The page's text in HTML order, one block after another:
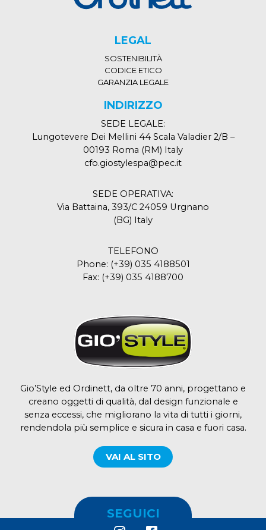
LEGAL
SOSTENIBILITÀ
CODICE ETICO
GARANZIA LEGALE
INDIRIZZO
SEDE LEGALE:
Lungotevere Dei Mellini 44 Scala Valadier 2/B –
00193 Roma (RM) Italy
cfo.giostylespa@pec.it
SEDE OPERATIVA:
Via Battaina, 393/C 24059 Urgnano
(BG) Italy
TELEFONO
Phone: (+39) 035 4188501
Fax: (+39) 035 4188700
Gio’Style ed Ordinett, da oltre 70 anni, progettano e
creano oggetti di qualità, dal design funzionale e
senza eccessi, che migliorano la vita di tutti i giorni,
rendendola più semplice e sicura in casa e fuori casa.
VAI AL SITO
SEGUICI